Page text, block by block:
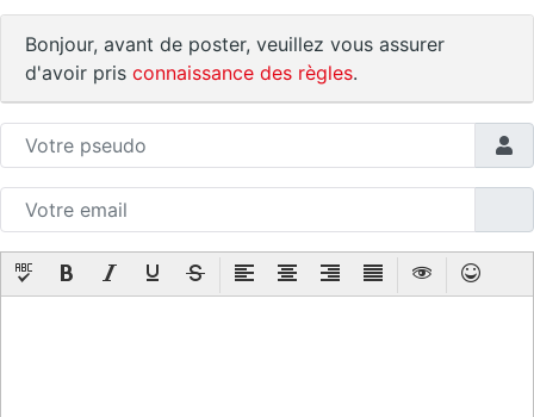
Bonjour, avant de poster, veuillez vous assurer
d'avoir pris connaissance des règles.